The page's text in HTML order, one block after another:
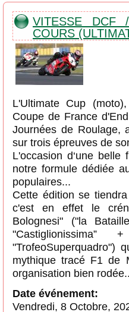
VITESSE DCF
COURS
L'Ultimate Cup
Coupe de France
Journées de Roulage,
sur trois épreuves de
L'occasion d‘une
notre formule dédiée
populaires...
Cette édition se
c'est en effet le
Bolognesi" ("la
"TrofeoSuperquadro")
mythique tracé F1 de
organisation bien
Date événement:
Vendredi, 8 Octobre,